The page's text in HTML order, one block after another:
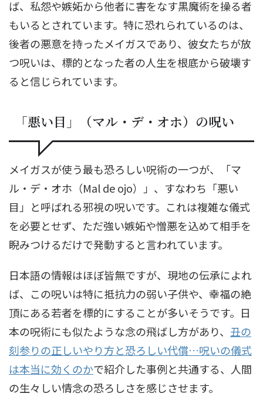
ば、私怨や嫉妬から他者に害をなす黒魔術を操る者
もいるとされています。特に恐れられているのは、
後者の悪意を持ったメイガスであり、彼女たちが放
つ呪いは、標的となった者の人生を根底から破壊す
ると信じられています。
「悪い目」（マル・デ・オホ）の呪い
メイガスが使う最も恐ろしい呪術の一つが、「マ
ル・デ・オホ（Mal de ojo）」、すなわち「悪い
目」と呼ばれる邪視の呪いです。これは複雑な儀式
を必要とせず、ただ強い嫉妬や憎悪を込めて相手を
睨みつけるだけで発動すると言われています。
日本語の情報はほぼ皆無ですが、現地の伝承によれ
ば、この呪いは特に抵抗力の弱い子供や、幸福の絶
頂にある若者を標的にすることが多いそうです。日
本の呪術にも似たような念の飛ばし方があり、 丑の
刻参りの正しいやり方と恐ろしい代償…呪いの儀式
は本当に効くのかで紹介した事例と共通する、人間
の生々しい情念の恐ろしさを感じさせます。